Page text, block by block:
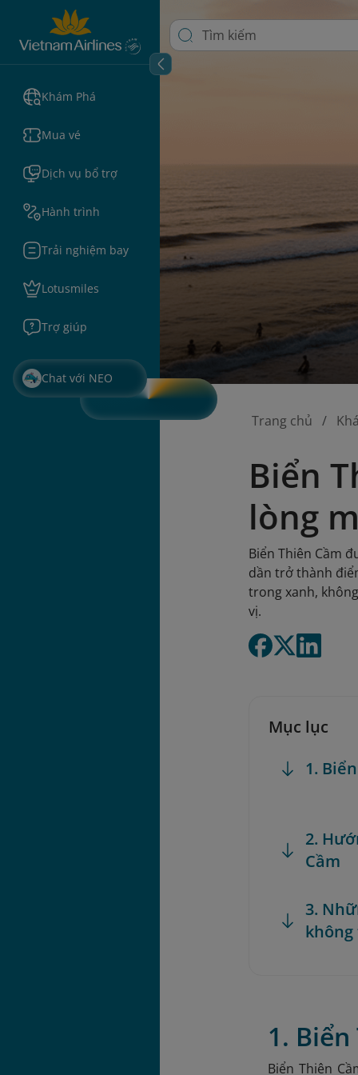
Khám Phá
Mua vé
Dịch vụ bổ trợ
Hành trình
Trải nghiệm bay
Lotusmiles
Trợ giúp
Chat với NEO
Trang chủ
Biển
lòng
Biển Thiên Cầm
dần trở thành
trong xanh,
vị.
Mục lục
1.
2.
Cầm
3.
1.
Biển Thiên